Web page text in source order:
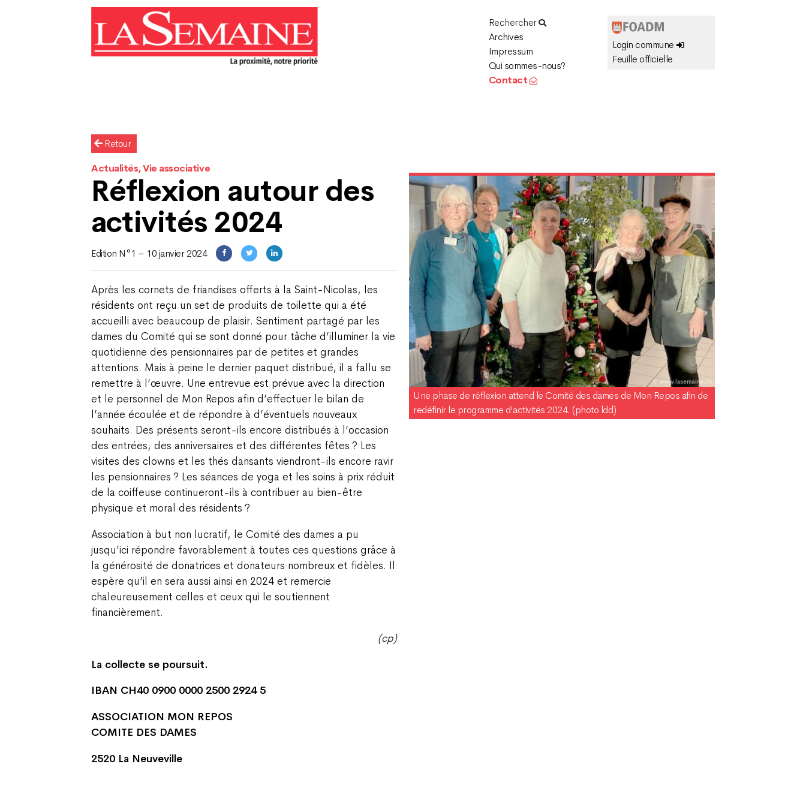
Rechercher
Archives
Impressum
Qui sommes-nous?
Contact
Login commune
Feuille officielle
Retour
Actualités, Vie associative
Réflexion autour des
activités 2024
Edition N°1 – 10 janvier 2024
Après les cornets de friandises offerts à la Saint-Nicolas, les
résidents ont reçu un set de produits de toilette qui a été
accueilli avec beaucoup de plaisir. Sentiment partagé par les
dames du Comité qui se sont donné pour tâche d’illuminer la vie
quotidienne des pensionnaires par de petites et grandes
attentions. Mais à peine le dernier paquet distribué, il a fallu se
remettre à l’œuvre. Une entrevue est prévue avec la direction
et le personnel de Mon Repos afin d’effectuer le bilan de
l’année écoulée et de répondre à d’éventuels nouveaux
souhaits. Des présents seront-ils encore distribués à l’occasion
des entrées, des anniversaires et des différentes fêtes ? Les
visites des clowns et les thés dansants viendront-ils encore ravir
les pensionnaires ? Les séances de yoga et les soins à prix réduit
de la coiffeuse continueront-ils à contribuer au bien-être
physique et moral des résidents ?
Association à but non lucratif, le Comité des dames a pu
jusqu’ici répondre favorablement à toutes ces questions grâce à
la générosité de donatrices et donateurs nombreux et fidèles. Il
espère qu’il en sera aussi ainsi en 2024 et remercie
chaleureusement celles et ceux qui le soutiennent
financièrement.
(cp)
La collecte se poursuit.
IBAN CH40 0900 0000 2500 2924 5
ASSOCIATION MON REPOS
COMITE DES DAMES
2520 La Neuveville
Une phase de réflexion attend le Comité des dames de Mon Repos afin de
redéfinir le programme d’activités 2024. (photo ldd)